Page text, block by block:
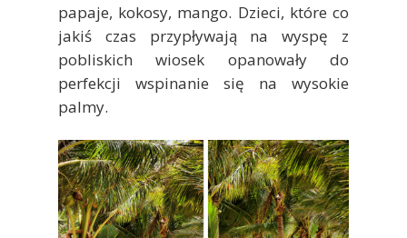
papaje, kokosy, mango. Dzieci, które co
jakiś czas przypływają na wyspę z
pobliskich wiosek opanowały do
perfekcji wspinanie się na wysokie
palmy.